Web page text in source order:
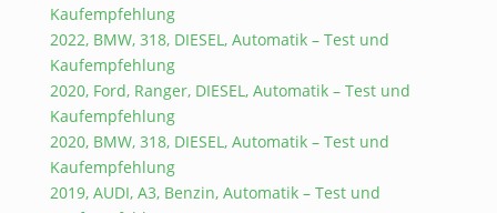
Kaufempfehlung
2022, BMW, 318, DIESEL, Automatik – Test und
Kaufempfehlung
2020, Ford, Ranger, DIESEL, Automatik – Test und
Kaufempfehlung
2020, BMW, 318, DIESEL, Automatik – Test und
Kaufempfehlung
2019, AUDI, A3, Benzin, Automatik – Test und